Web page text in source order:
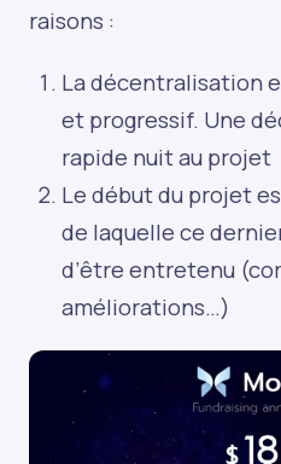
raisons :
La décentralisation
et progressif. Une
rapide nuit au projet
Le début du projet
de laquelle ce
d’être entretenu
améliorations…)